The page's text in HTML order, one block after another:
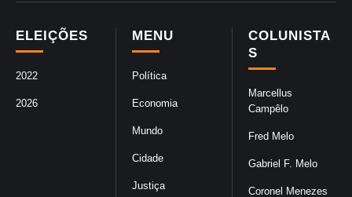
COLUNISTA
S
Marcellus
Campêlo
Fred Melo
Gabriel F. Melo
Coronel Menezes
MENU
Política
Economia
Mundo
Cidade
Justiça
ELEIÇÕES
2022
2026